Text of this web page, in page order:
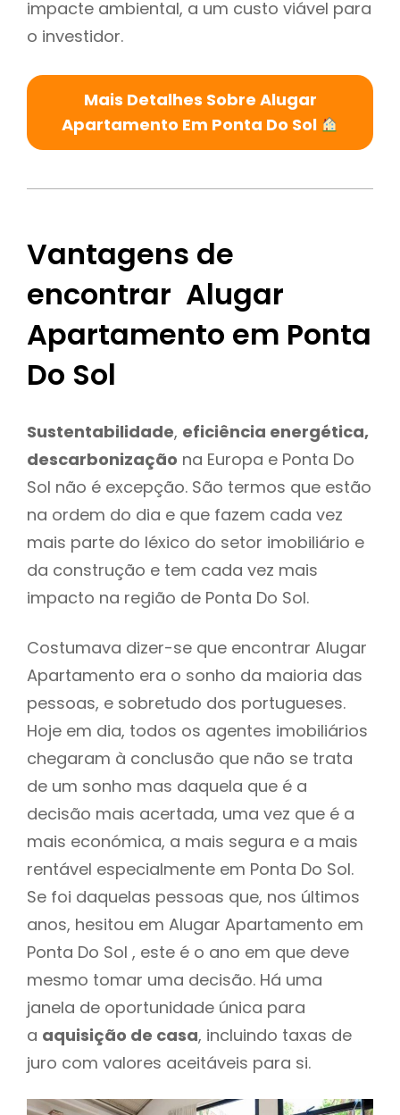
impacte ambiental, a um custo viável para
o investidor.
Mais Detalhes Sobre Alugar
Apartamento Em Ponta Do Sol
Vantagens de
encontrar Alugar
Apartamento em Ponta
Do Sol
Sustentabilidade, eficiência energética,
descarbonização na Europa e Ponta Do
Sol não é excepção. São termos que estão
na ordem do dia e que fazem cada vez
mais parte do léxico do setor imobiliário e
da construção e tem cada vez mais
impacto na região de Ponta Do Sol.
Costumava dizer-se que encontrar Alugar
Apartamento era o sonho da maioria das
pessoas, e sobretudo dos portugueses.
Hoje em dia, todos os agentes imobiliários
chegaram à conclusão que não se trata
de um sonho mas daquela que é a
decisão mais acertada, uma vez que é a
mais económica, a mais segura e a mais
rentável especialmente em Ponta Do Sol.
Se foi daquelas pessoas que, nos últimos
anos, hesitou em Alugar Apartamento em
Ponta Do Sol , este é o ano em que deve
mesmo tomar uma decisão. Há uma
janela de oportunidade única para
a aquisição de casa, incluindo taxas de
juro com valores aceitáveis para si.